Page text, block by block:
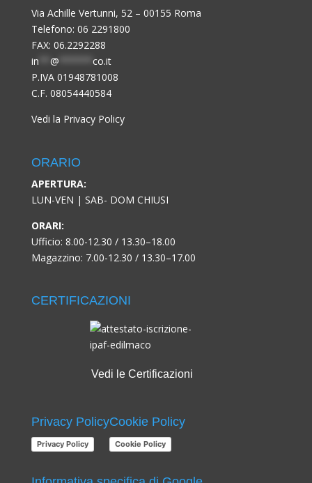
Via Achille Vertunni, 52 – 00155 Roma
Telefono: 06 2291800
FAX: 06.2292288
in
@
co.it
P.IVA 01948781008
C.F. 08054440584
Vedi la Privacy Policy
ORARIO
APERTURA:
LUN-VEN | SAB- DOM CHIUSI
ORARI:
Ufficio: 8.00-12.30 / 13.30–18.00
Magazzino: 7.00-12.30 / 13.30–17.00
CERTIFICAZIONI
Vedi le Certificazioni
Privacy Policy
Privacy Policy
Cookie Policy
Cookie Policy